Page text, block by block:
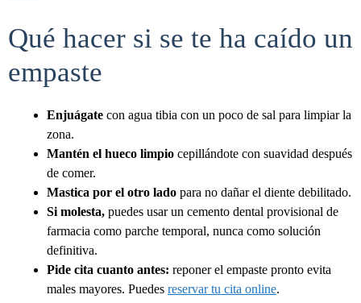
Qué hacer si se te ha caído un
empaste
Enjuágate con agua tibia con un poco de sal para limpiar la
zona.
Mantén el hueco limpio cepillándote con suavidad después
de comer.
Mastica por el otro lado para no dañar el diente debilitado.
Si molesta, puedes usar un cemento dental provisional de
farmacia como parche temporal, nunca como solución
definitiva.
Pide cita cuanto antes: reponer el empaste pronto evita
males mayores. Puedes reservar tu cita online.